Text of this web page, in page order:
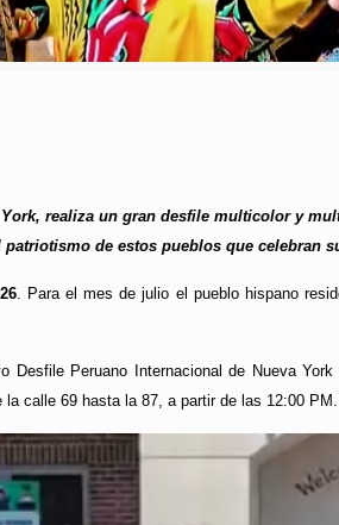
realiza un gran desfile multicolor y
patriotismo de estos pueblos que celebran
. Para el mes de julio el pueblo hispano
Desfile Peruano Internacional de Nueva
calle 69 hasta la 87, a partir de las 12:00 PM.